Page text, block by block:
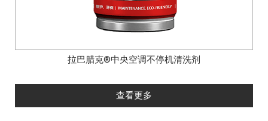
拉巴腊克®中央空调不停机清洗剂
查看更多